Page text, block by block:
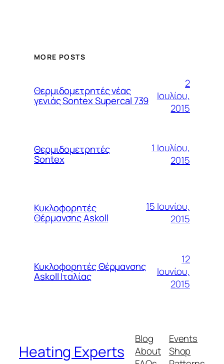
MORE POSTS
Θερμιδομετρητές νέας
γενιάς Sontex Supercal 739
2
Ιουλίου,
2015
Θερμιδομετρητές
Sontex
1 Ιουλίου,
2015
Κυκλοφορητές
Θέρμανσης Askoll
15 Ιουνίου,
2015
Κυκλοφορητές Θέρμανσης
Askoll Ιταλίας
12
Ιουνίου,
2015
Heating Experts
Blog
About
Events
Shop